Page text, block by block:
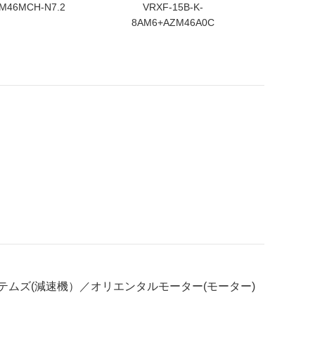
N7.2
VRXF-15B-K-
8AM6+AZM46A0C
ムズ(減速機）／オリエンタルモーター(モーター)